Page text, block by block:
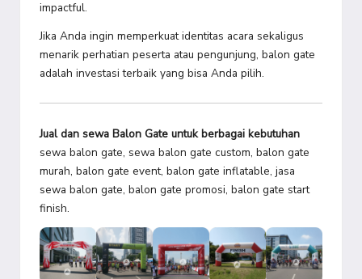
impactful.
Jika Anda ingin memperkuat identitas acara sekaligus
menarik perhatian peserta atau pengunjung, balon gate
adalah investasi terbaik yang bisa Anda pilih.
Jual dan sewa Balon Gate untuk berbagai kebutuhan
sewa balon gate, sewa balon gate custom, balon gate
murah, balon gate event, balon gate inflatable, jasa
sewa balon gate, balon gate promosi, balon gate start
finish.